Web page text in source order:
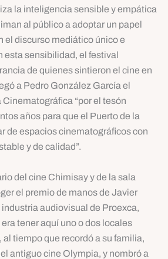
la inteligencia sensible y empática
al público a adoptar un papel
el discurso mediático único e
esta sensibilidad, el festival
de quienes sintieron el cine en
a Pedro González García el
“por el tesón
años para que el Puerto de la
de espacios cinematográficos con
y de calidad”.
del cine Chimisay y de la sala
el premio de manos de Javier
audiovisual de Proexca,
tener aquí uno o dos locales
al tiempo que recordó a su familia,
antiguo cine Olympia, y nombró a